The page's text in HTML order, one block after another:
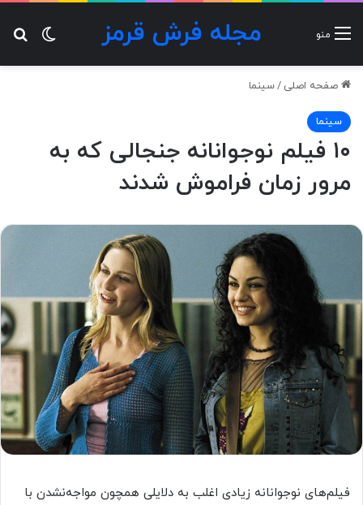
مجله فرش قرمز منو
صفحه اصلی /سینما
سینما
۱۰ فیلم نوجوانانه جنجالی که به
مرور زمان فراموش شدند
فیلم‌های نوجوانانه زیادی اغلب به دلایلی همچون مواجه‌نشدن با